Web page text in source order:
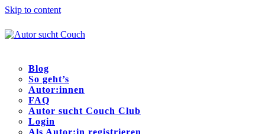
Skip to content
Blog
So geht’s
Autor:innen
FAQ
Autor sucht Couch Club
Login
Als Autor:in registrieren